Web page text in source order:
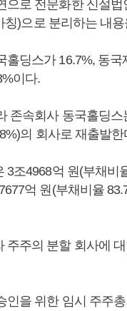
으로 전문화한 신설법
칭)으로 분리하는 내
홀딩스가 16.7%, 동국
이다.
존속회사 동국홀딩스
의 회사로 재출발한
3조4968억 원(부채비
억 원(부채비율
주주의 분할 회사에
인을 위한 임시 주주